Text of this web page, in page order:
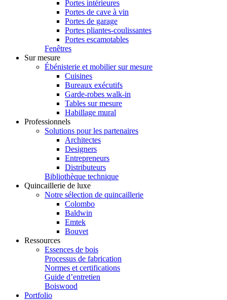
Portes intérieures
Portes de cave à vin
Portes de garage
Portes pliantes-coulissantes
Portes escamotables
Fenêtres
Sur mesure
Ébénisterie et mobilier sur mesure
Cuisines
Bureaux exécutifs
Garde-robes walk-in
Tables sur mesure
Habillage mural
Professionnels
Solutions pour les partenaires
Architectes
Designers
Entrepreneurs
Distributeurs
Bibliothèque technique
Quincaillerie de luxe
Notre sélection de quincaillerie
Colombo
Baldwin
Emtek
Bouvet
Ressources
Essences de bois
Processus de fabrication
Normes et certifications
Guide d’entretien
Boiswood
Portfolio